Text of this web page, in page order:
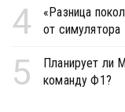
4
«Разница
от симулятора
5
Планирует ли
команду Ф1?